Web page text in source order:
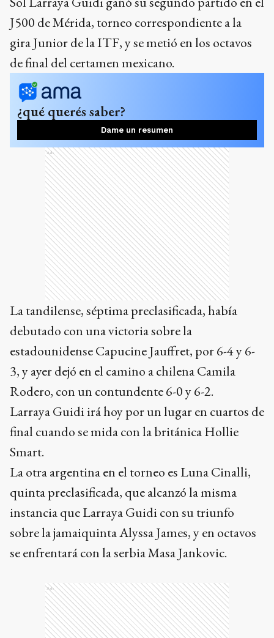
J500 de Mérida, torneo correspondiente a la
gira Junior de la ITF, y se metió en los octavos
de final del certamen mexicano.
¿qué querés saber?
Dame un resumen
Ads
La tandilense, séptima preclasificada, había
debutado con una victoria sobre la
estadounidense Capucine Jauffret, por 6-4 y 6-
3, y ayer dejó en el camino a chilena Camila
Rodero, con un contundente 6-0 y 6-2.
Larraya Guidi irá hoy por un lugar en cuartos de
final cuando se mida con la británica Hollie
Smart.
La otra argentina en el torneo es Luna Cinalli,
quinta preclasificada, que alcanzó la misma
instancia que Larraya Guidi con su triunfo
sobre la jamaiquinta Alyssa James, y en octavos
se enfrentará con la serbia Masa Jankovic.
Ads